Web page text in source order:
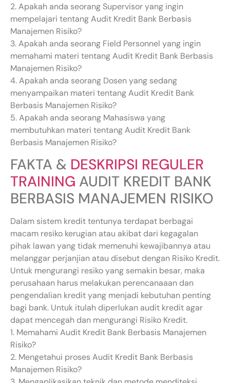
2. Apakah anda seorang Supervisor yang ingin
mempelajari tentang Audit Kredit Bank Berbasis
Manajemen Risiko?
3. Apakah anda seorang Field Personnel yang ingin
memahami materi tentang Audit Kredit Bank Berbasis
Manajemen Risiko?
4. Apakah anda seorang Dosen yang sedang
menyampaikan materi tentang Audit Kredit Bank
Berbasis Manajemen Risiko?
5. Apakah anda seorang Mahasiswa yang
membutuhkan materi tentang Audit Kredit Bank
Berbasis Manajemen Risiko?
FAKTA & DESKRIPSI REGULER
TRAINING AUDIT KREDIT BANK
BERBASIS MANAJEMEN RISIKO
Dalam sistem kredit tentunya terdapat berbagai
macam resiko kerugian atau akibat dari kegagalan
pihak lawan yang tidak memenuhi kewajibannya atau
melanggar perjanjian atau disebut dengan Risiko Kredit.
Untuk mengurangi resiko yang semakin besar, maka
perusahaan harus melakukan perencanaaan dan
pengendalian kredit yang menjadi kebutuhan penting
bagi bank. Untuk itulah diperlukan audit kredit agar
dapat mencegah dan mengurangi Risiko Kredit.
1. Memahami Audit Kredit Bank Berbasis Manajemen
Risiko?
2. Mengetahui proses Audit Kredit Bank Berbasis
Manajemen Risiko?